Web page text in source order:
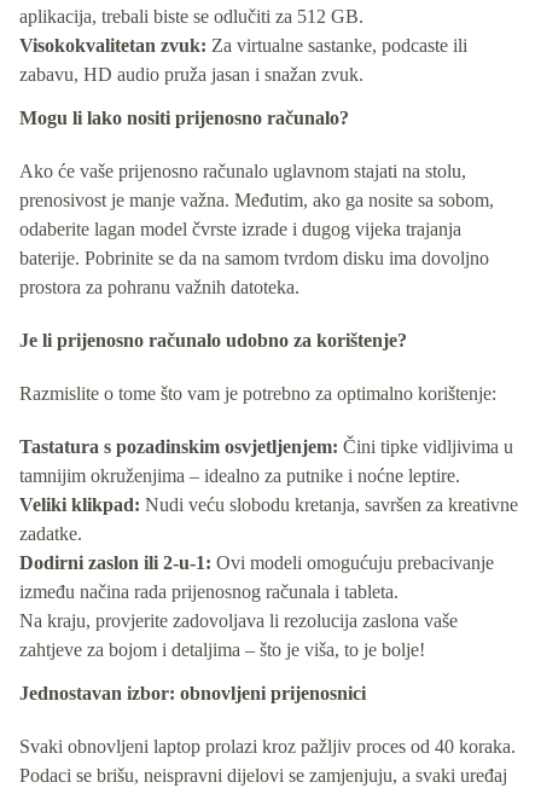
aplikacija, trebali biste se odlučiti za 512 GB.
Visokokvalitetan zvuk: Za virtualne sastanke, podcaste ili
zabavu, HD audio pruža jasan i snažan zvuk.
Mogu li lako nositi prijenosno računalo?
Ako će vaše prijenosno računalo uglavnom stajati na stolu,
prenosivost je manje važna. Međutim, ako ga nosite sa sobom,
odaberite lagan model čvrste izrade i dugog vijeka trajanja
baterije. Pobrinite se da na samom tvrdom disku ima dovoljno
prostora za pohranu važnih datoteka.
Je li prijenosno računalo udobno za korištenje?
Razmislite o tome što vam je potrebno za optimalno korištenje:
Tastatura s pozadinskim osvjetljenjem: Čini tipke vidljivima u
tamnijim okruženjima – idealno za putnike i noćne leptire.
Veliki klikpad: Nudi veću slobodu kretanja, savršen za kreativne
zadatke.
Dodirni zaslon ili 2-u-1: Ovi modeli omogućuju prebacivanje
između načina rada prijenosnog računala i tableta.
Na kraju, provjerite zadovoljava li rezolucija zaslona vaše
zahtjeve za bojom i detaljima – što je viša, to je bolje!
Jednostavan izbor: obnovljeni prijenosnici
Svaki obnovljeni laptop prolazi kroz pažljiv proces od 40 koraka.
Podaci se brišu, neispravni dijelovi se zamjenjuju, a svaki uređaj